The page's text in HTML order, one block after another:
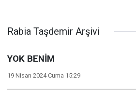
Rabia Taşdemir Arşivi
YOK BENİM
19 Nisan 2024 Cuma 15:29